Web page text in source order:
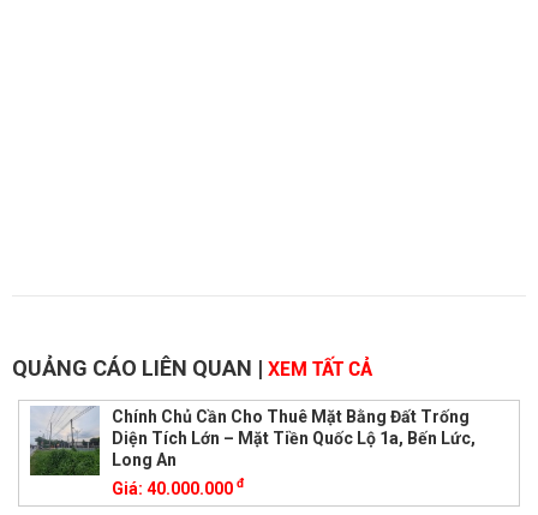
QUẢNG CÁO LIÊN QUAN | XEM TẤT CẢ
Chính Chủ Cần Cho Thuê Mặt Bằng Đất Trống
Diện Tích Lớn – Mặt Tiền Quốc Lộ 1a, Bến Lức,
Long An
Giá: 40.000.000 đ